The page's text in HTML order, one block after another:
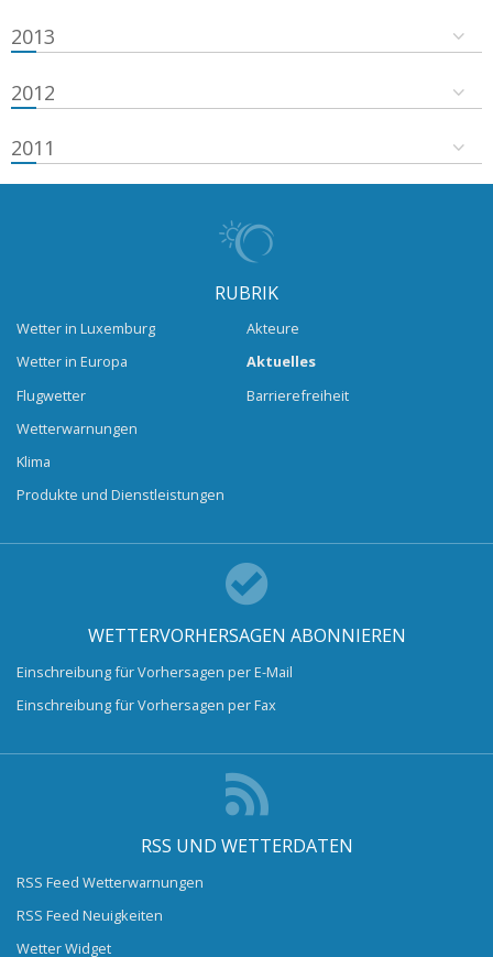
2013
2012
2011
RUBRIK
Wetter in Luxemburg
Wetter in Europa
Flugwetter
Wetterwarnungen
Klima
Produkte und Dienstleistungen
Akteure
Aktuelles
Barrierefreiheit
WETTERVORHERSAGEN ABONNIEREN
Einschreibung für Vorhersagen per E-Mail
Einschreibung für Vorhersagen per Fax
RSS UND WETTERDATEN
RSS Feed Wetterwarnungen
RSS Feed Neuigkeiten
Wetter Widget